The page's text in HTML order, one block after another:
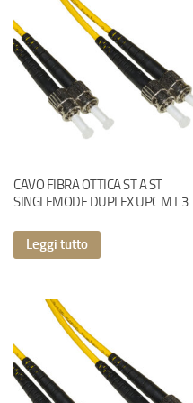
CAVO FIBRA OTTICA ST A ST
SINGLEMODE DUPLEX UPC MT.3
Leggi tutto